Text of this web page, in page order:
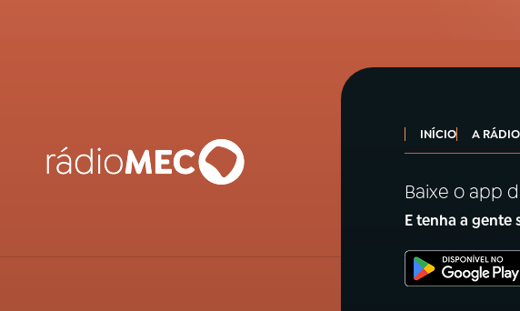
INÍCIO A RÁDIO
Baixe o app
E tenha a gente